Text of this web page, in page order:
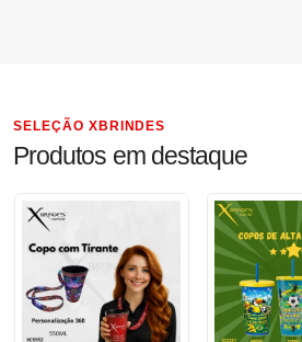
SELEÇÃO XBRINDES
Produtos em destaque